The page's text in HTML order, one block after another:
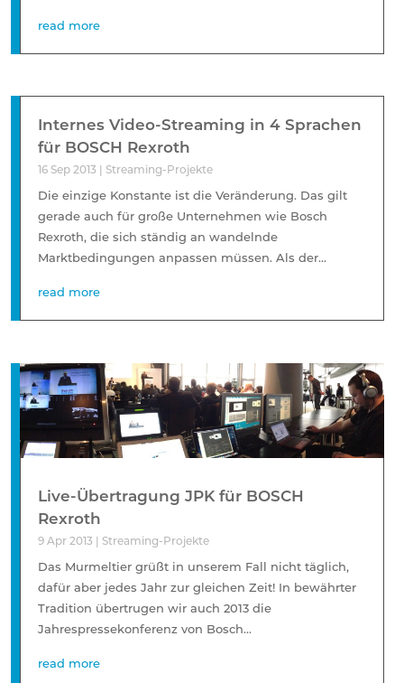
read more
Internes Video-Streaming in 4 Sprachen
für BOSCH Rexroth
16 Sep 2013 | Streaming-Projekte
Die einzige Konstante ist die Veränderung. Das gilt
gerade auch für große Unternehmen wie Bosch
Rexroth, die sich ständig an wandelnde
Marktbedingungen anpassen müssen. Als der...
read more
Live-Übertragung JPK für BOSCH
Rexroth
9 Apr 2013 | Streaming-Projekte
Das Murmeltier grüßt in unserem Fall nicht täglich,
dafür aber jedes Jahr zur gleichen Zeit! In bewährter
Tradition übertrugen wir auch 2013 die
Jahrespressekonferenz von Bosch...
read more